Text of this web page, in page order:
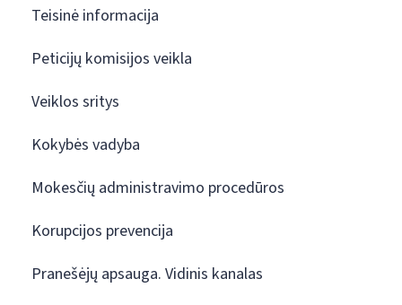
Teisinė informacija
Peticijų komisijos veikla
Veiklos sritys
Kokybės vadyba
Mokesčių administravimo procedūros
Korupcijos prevencija
Pranešėjų apsauga. Vidinis kanalas